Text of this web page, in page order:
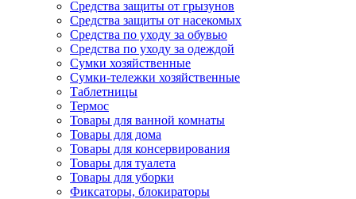
Средства защиты от грызунов
Средства защиты от насекомых
Средства по уходу за обувью
Средства по уходу за одеждой
Сумки хозяйственные
Сумки-тележки хозяйственные
Таблетницы
Термос
Товары для ванной комнаты
Товары для дома
Товары для консервирования
Товары для туалета
Товары для уборки
Фиксаторы, блокираторы